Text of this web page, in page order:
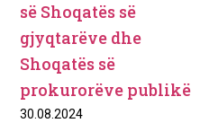
së Shoqatës së
gjyqtarëve dhe
Shoqatës së
prokurorëve publikë
30.08.2024